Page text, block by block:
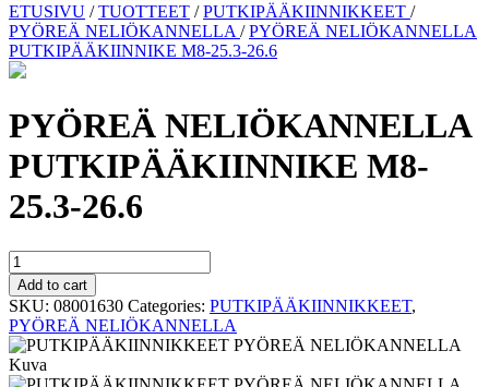
Skip
to
content
ETUSIVU /TUOTTEET /PUTKIPÄÄKIINNIKKEET /
PYÖREÄ NELIÖKANNELLA /PYÖREÄ NELIÖKANNELLA
PUTKIPÄÄKIINNIKE M8-25.3-26.6
PYÖREÄ NELIÖKANNELLA
PUTKIPÄÄKIINNIKE M8-
25.3-26.6
PYÖREÄ
NELIÖKANNELLA
PUTKIPÄÄKIINNIKE
M8-
25.3-
26.6
quantity
Add to cart
SKU: 08001630 Categories: PUTKIPÄÄKIINNIKKEET,
PYÖREÄ NELIÖKANNELLA